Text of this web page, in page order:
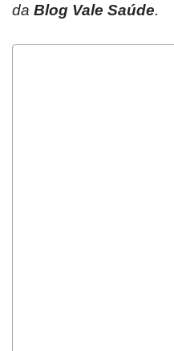
da Blog Vale Saúde.